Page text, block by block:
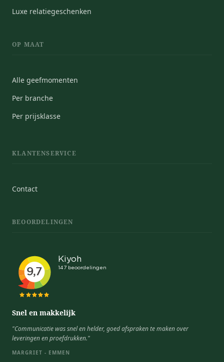
Luxe relatiegeschenken
OP MAAT
Alle geefmomenten
Per branche
Per prijsklasse
KLANTENSERVICE
Contact
BEOORDELINGEN
Snel en makkelijk
"Communicatie was snel en helder, goed afspraken te maken over
leveringen en proefdrukken."
MARGRIET - EMMEN